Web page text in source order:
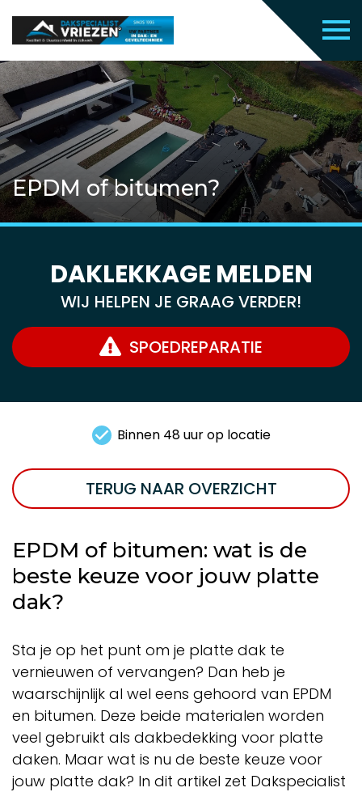
EPDM of bitumen?
DAKLEKKAGE MELDEN
WIJ HELPEN JE GRAAG VERDER!
SPOEDREPARATIE
Binnen 48 uur op locatie
TERUG NAAR OVERZICHT
EPDM of bitumen: wat is de
beste keuze voor jouw platte
dak?
Sta je op het punt om je platte dak te
vernieuwen of vervangen? Dan heb je
waarschijnlijk al wel eens gehoord van EPDM
en bitumen. Deze beide materialen worden
veel gebruikt als dakbedekking voor platte
daken. Maar wat is nu de beste keuze voor
jouw platte dak? In dit artikel zet Dakspecialist